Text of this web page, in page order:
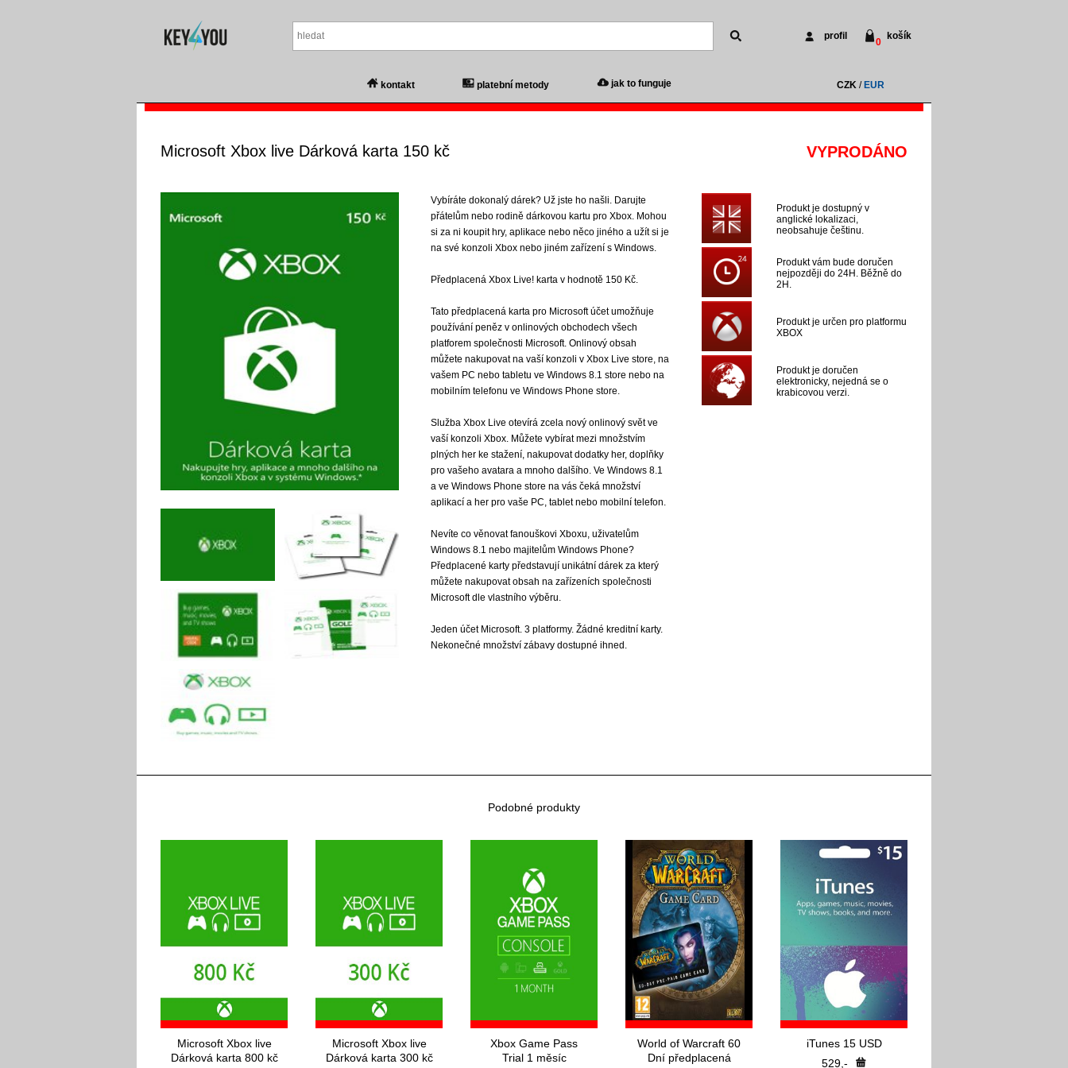
profil
0
košík
CZK/ EUR
kontakt platební metody jak to funguje
Microsoft Xbox live Dárková karta 150 kč VYPRODÁNO
Vybíráte dokonalý dárek? Už jste ho našli. Darujte
přátelům nebo rodině dárkovou kartu pro Xbox. Mohou
si za ni koupit hry, aplikace nebo něco jiného a užít si je
na své konzoli Xbox nebo jiném zařízení s Windows.
Předplacená Xbox Live! karta v hodnotě 150 Kč.
Tato předplacená karta pro Microsoft účet umožňuje
používání peněz v onlinových obchodech všech
platforem společnosti Microsoft. Onlinový obsah
můžete nakupovat na vaší konzoli v Xbox Live store, na
vašem PC nebo tabletu ve Windows 8.1 store nebo na
mobilním telefonu ve Windows Phone store.
Služba Xbox Live otevírá zcela nový onlinový svět ve
vaší konzoli Xbox. Můžete vybírat mezi množstvím
plných her ke stažení, nakupovat dodatky her, doplňky
pro vašeho avatara a mnoho dalšího. Ve Windows 8.1
a ve Windows Phone store na vás čeká množství
aplikací a her pro vaše PC, tablet nebo mobilní telefon.
Nevíte co věnovat fanouškovi Xboxu, uživatelům
Windows 8.1 nebo majitelům Windows Phone?
Předplacené karty představují unikátní dárek za který
můžete nakupovat obsah na zařízeních společnosti
Microsoft dle vlastního výběru.
Jeden účet Microsoft. 3 platformy. Žádné kreditní karty.
Nekonečné množství zábavy dostupné ihned.
Produkt je dostupný v
anglické lokalizaci,
neobsahuje češtinu.
Produkt vám bude doručen
nejpozději do 24H. Běžně do
2H.
Produkt je určen pro platformu
XBOX
Produkt je doručen
elektronicky, nejedná se o
krabicovou verzi.
Podobné produkty
Microsoft Xbox live
Dárková karta 800 kč
Microsoft Xbox live
Dárková karta 300 kč
Xbox Game Pass
Trial 1 měsíc
World of Warcraft 60
Dní předplacená
iTunes 15 USD
529,-